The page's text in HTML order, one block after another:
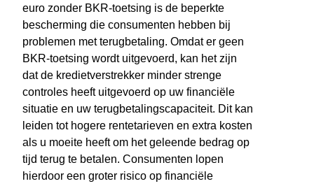
euro zonder BKR-toetsing is de beperkte
bescherming die consumenten hebben bij
problemen met terugbetaling. Omdat er geen
BKR-toetsing wordt uitgevoerd, kan het zijn
dat de kredietverstrekker minder strenge
controles heeft uitgevoerd op uw financiële
situatie en uw terugbetalingscapaciteit. Dit kan
leiden tot hogere rentetarieven en extra kosten
als u moeite heeft om het geleende bedrag op
tijd terug te betalen. Consumenten lopen
hierdoor een groter risico op financiële